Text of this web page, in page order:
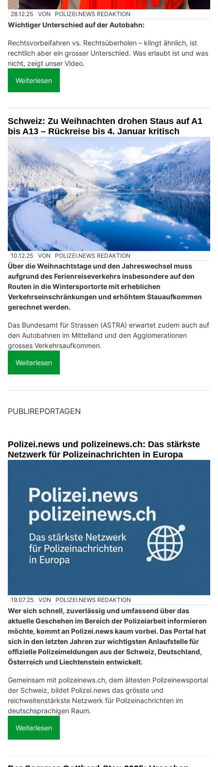
28.12.25 VON POLIZEI.NEWS REDAKTION
Wichtiger Unterschied auf der Autobahn:
Rechtsvorbeifahren vs. Rechtsüberholen – klingt ähnlich, ist
rechtlich aber ein grosser Unterschied. Was erlaubt ist und was
nicht, zeigt unser Video.
Weiterlesen
Schweiz: Zu Weihnachten drohen Staus auf A1
bis A13 – Rückreise bis 4. Januar kritisch
10.12.25 VON POLIZEI.NEWS REDAKTION
Über die Weihnachtstage und den Jahreswechsel muss
aufgrund des Ferienreiseverkehrs insbesondere auf den
Routen in die Wintersportorte mit erheblichen
Verkehrseinschränkungen und erhöhtem Stauaufkommen
gerechnet werden.
Das Bundesamt für Strassen (ASTRA) erwartet zudem auch auf
den Autobahnen im Mittelland und den Agglomerationen
grosses Verkehrsaufkommen.
Weiterlesen
PUBLIREPORTAGEN
Polizei.news und polizeinews.ch: Das stärkste
Netzwerk für Polizeinachrichten in Europa
19.07.25 VON POLIZEI.NEWS REDAKTION
Wer sich schnell, zuverlässig und umfassend über das
aktuelle Geschehen im Bereich der Polizeiarbeit informieren
möchte, kommt an Polizei.news kaum vorbei. Das Portal hat
sich in den letzten Jahren zur wichtigsten Anlaufstelle für
offizielle Polizeimeldungen aus der Schweiz, Deutschland,
Österreich und Liechtenstein entwickelt.
Gemeinsam mit polizeinews.ch, dem ältesten Polizeinewsportal
der Schweiz, bildet Polizei.news das grösste und
reichweitenstärkste Netzwerk für Polizeinachrichten im
deutschsprachigen Raum.
Weiterlesen